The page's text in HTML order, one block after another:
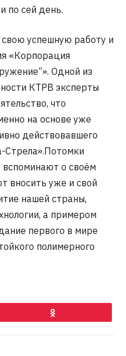
по сей день.
успешную работу и
«Корпорация
Одной из
КТРВ эксперты
что
на основе уже
действовавшего
Стрела».Потомки
о своём
вносить уже и свой
нашей страны,
а примером
первого в мире
полимерного
Ok